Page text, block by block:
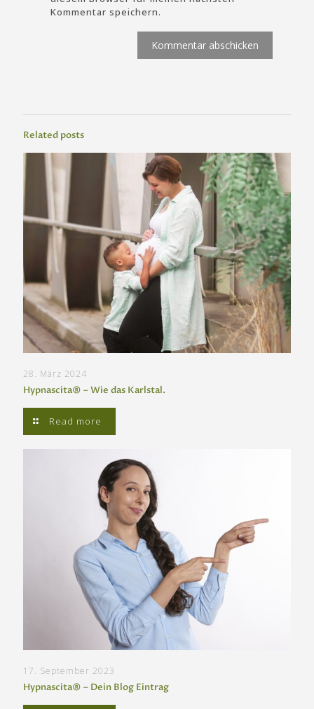
Kommentar speichern.
Related posts
28. März 2024
Hypnascita® – Wie das Karlstal.
Read more
17. September 2023
Hypnascita® – Dein Blog Eintrag